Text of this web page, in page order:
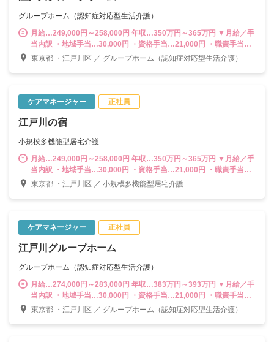
グループホーム（認知症対応型生活介護）
月給…249,000円～258,000円 年収…350万円～365万円 ▼月給／手
当内訳 ・地域手当…30,000円 ・資格手当…21,000円 ・職責手当…
3,000円 ・処遇改善手当‥15,000円 ※時間外手当は別途支給（1分
る「スーパーバイザー」などキャリアは多彩。様々なポジションに
挑戦できる環境が魅力です。
東京都 ・江戸川区 ／ グループホーム（認知症対応型生活介護）
ケアマネージャー 正社員
江戸川の宿
小規模多機能型居宅介護
月給…249,000円～258,000円 年収…350万円～365万円 ▼月給／手
当内訳 ・地域手当…30,000円 ・資格手当…21,000円 ・職責手当…
3,000円 ・処遇改善手当‥15,000円 ※時間外手当は別途支給（1分
る「スーパーバイザー」などキャリアは多彩。様々なポジションに
挑戦できる環境が魅力です。
東京都 ・江戸川区 ／ 小規模多機能型居宅介護
ケアマネージャー 正社員
江戸川グループホーム
グループホーム（認知症対応型生活介護）
月給…274,000円～283,000円 年収…383万円～393万円 ▼月給／手
当内訳 ・地域手当…30,000円 ・資格手当…21,000円 ・職責手当…
3,000円 ・夜勤手当…25,000円（5回想定分／超過分については別途
東京都 ・江戸川区 ／ グループホーム（認知症対応型生活介護）